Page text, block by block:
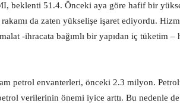
beklenti 51.4. Önceki aya göre hafif bir
da zaten yükselişe işaret ediyordu.
-ihracata bağımlı bir yapıdan iç tüketim –
petrol envanterleri, önceki 2.3 milyon.
verilerinin önemi iyice arttı. Bu nedenle